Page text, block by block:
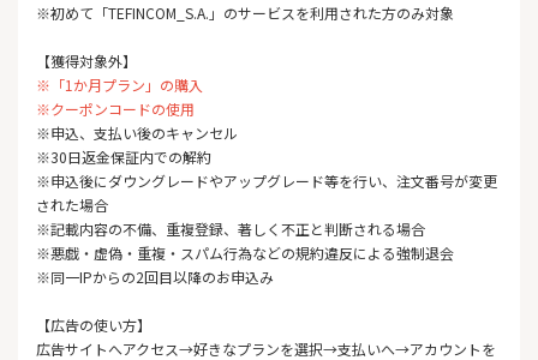
※初めて「TEFINCOM_S.A.」のサービスを利用された方のみ対象
【獲得対象外】
※「1か月プラン」の購入
※クーポンコードの使用
※申込、支払い後のキャンセル
※30日返金保証内での解約
※申込後にダウングレードやアップグレード等を行い、注文番号が変更
された場合
※記載内容の不備、重複登録、著しく不正と判断される場合
※悪戯・虚偽・重複・スパム行為などの規約違反による強制退会
※同一IPからの2回目以降のお申込み
【広告の使い方】
広告サイトへアクセス→好きなプランを選択→支払いへ→アカウントを